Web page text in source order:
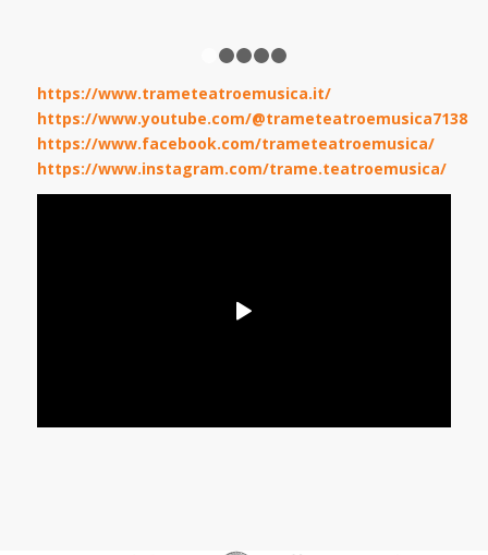
https://www.trameteatroemusica.it/
https://www.youtube.com/@trameteatroemusica7138
https://www.facebook.com/trameteatroemusica/
https://www.instagram.com/trame.teatroemusica/